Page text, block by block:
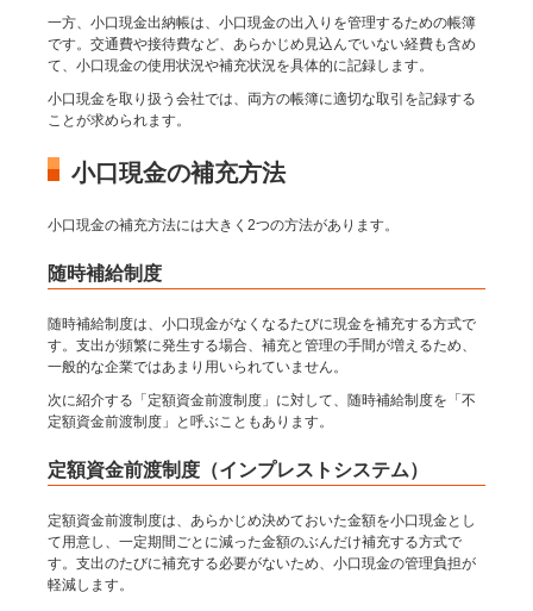
一方、小口現金出納帳は、小口現金の出入りを管理するための帳簿
です。交通費や接待費など、あらかじめ見込んでいない経費も含め
て、小口現金の使用状況や補充状況を具体的に記録します。
小口現金を取り扱う会社では、両方の帳簿に適切な取引を記録する
ことが求められます。
小口現金の補充方法
小口現金の補充方法には大きく2つの方法があります。
随時補給制度
随時補給制度は、小口現金がなくなるたびに現金を補充する方式で
す。支出が頻繁に発生する場合、補充と管理の手間が増えるため、
一般的な企業ではあまり用いられていません。
次に紹介する「定額資金前渡制度」に対して、随時補給制度を「不
定額資金前渡制度」と呼ぶこともあります。
定額資金前渡制度（インプレストシステム）
定額資金前渡制度は、あらかじめ決めておいた金額を小口現金とし
て用意し、一定期間ごとに減った金額のぶんだけ補充する方式で
す。支出のたびに補充する必要がないため、小口現金の管理負担が
軽減します。